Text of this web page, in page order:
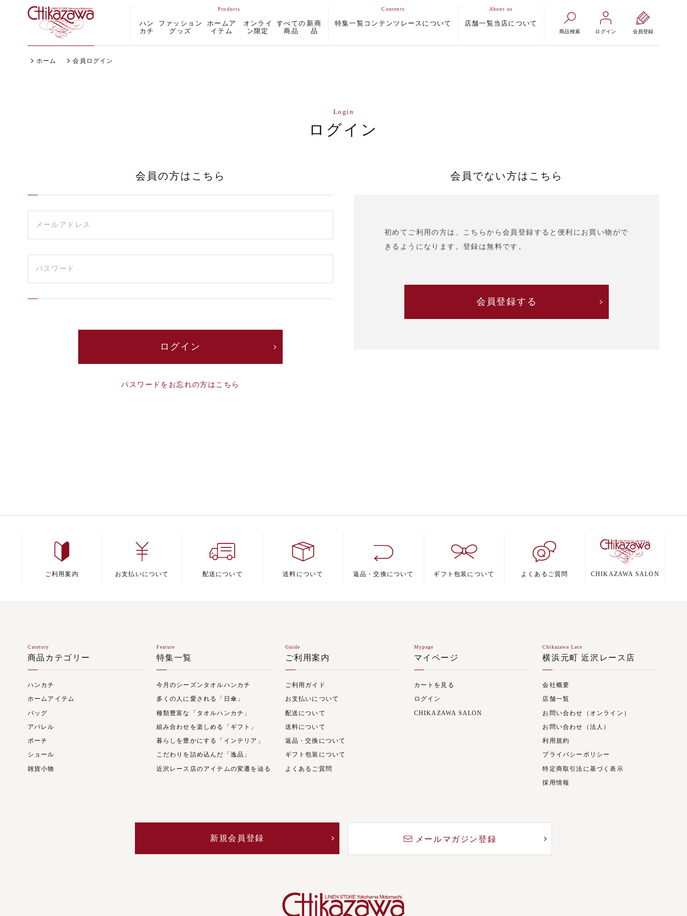
ハン
カチ
ファッション
グッズ
ホームア
イテム
オンライ
ン限定
すべての
商品
新商
品
特集一覧 コンテンツ レースについて 店舗一覧 当店について
商品検索 ログイン 会員登録
ホーム 会員ログイン
Login
ログイン
会員の方はこちら
パスワードをお忘れの方はこちら
会員でない方はこちら
初めてご利用の方は、こちらから会員登録すると便利にお買い物がで
きるようになります。登録は無料です。
会員登録する
ご利用案内 お支払いについて 配送について 送料について 返品・交換について ギフト包装について よくあるご質問 CHIKAZAWA SALON
Catetory
商品カテゴリー
ハンカチ
ホームアイテム
バッグ
アパレル
ポーチ
ショール
雑貨小物
Feature
特集一覧
今月のシーズンタオルハンカチ
多くの人に愛される「日傘」
種類豊富な「タオルハンカチ」
組み合わせを楽しめる「ギフト」
暮らしを豊かにする「インテリア」
こだわりを詰め込んだ「逸品」
近沢レース店のアイテムの変遷を辿る
Guide
ご利用案内
ご利用ガイド
お支払いについて
配送について
送料について
返品・交換について
ギフト包装について
よくあるご質問
Mypage
マイページ
カートを見る
ログイン
CHIKAZAWA SALON
Chikazawa Lace
横浜元町 近沢レース店
会社概要
店舗一覧
お問い合わせ（オンライン）
お問い合わせ（法人）
利用規約
プライバシーポリシー
特定商取引法に基づく表示
採用情報
新規会員登録 メールマガジン登録